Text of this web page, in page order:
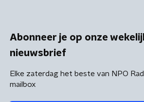
Abonneer je op onze
nieuwsbrief
Elke zaterdag het beste van NPO
mailbox